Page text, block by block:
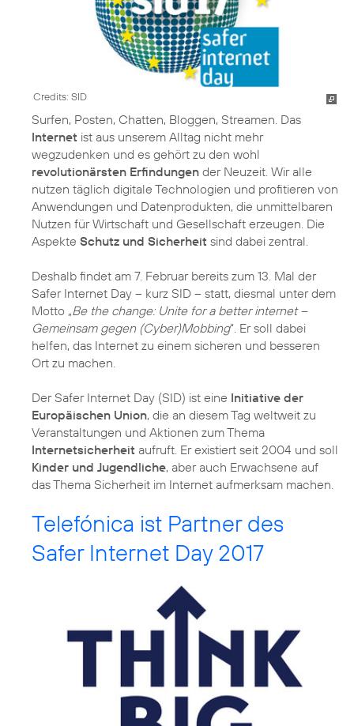
Credits: SID
Surfen, Posten, Chatten, Bloggen, Streamen. Das
Internet ist aus unserem Alltag nicht mehr
wegzudenken und es gehört zu den wohl
revolutionärsten Erfindungen der Neuzeit. Wir alle
nutzen täglich digitale Technologien und profitieren von
Anwendungen und Datenprodukten, die unmittelbaren
Nutzen für Wirtschaft und Gesellschaft erzeugen. Die
Aspekte Schutz und Sicherheit sind dabei zentral.
Deshalb findet am 7. Februar bereits zum 13. Mal der
Safer Internet Day – kurz SID – statt, diesmal unter dem
Motto „Be the change: Unite for a better internet –
Gemeinsam gegen (Cyber)Mobbing“. Er soll dabei
helfen, das Internet zu einem sicheren und besseren
Ort zu machen.
Der Safer Internet Day (SID) ist eine Initiative der
Europäischen Union, die an diesem Tag weltweit zu
Veranstaltungen und Aktionen zum Thema
Internetsicherheit aufruft. Er existiert seit 2004 und soll
Kinder und Jugendliche, aber auch Erwachsene auf
das Thema Sicherheit im Internet aufmerksam machen.
Telefónica ist Partner des
Safer Internet Day 2017